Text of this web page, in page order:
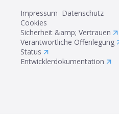
Impressum Datenschutz
Cookies
Sicherheit &amp; Vertrauen
Verantwortliche Offenlegung
Status
Entwicklerdokumentation